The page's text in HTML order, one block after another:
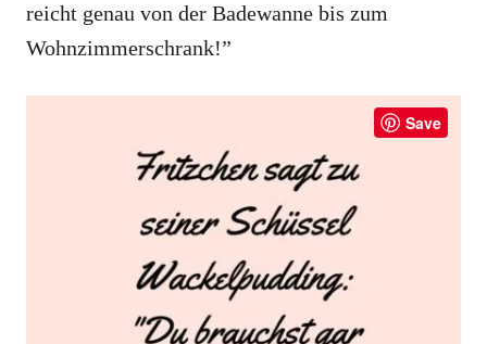
reicht genau von der Badewanne bis zum
Wohnzimmerschrank!”
Save